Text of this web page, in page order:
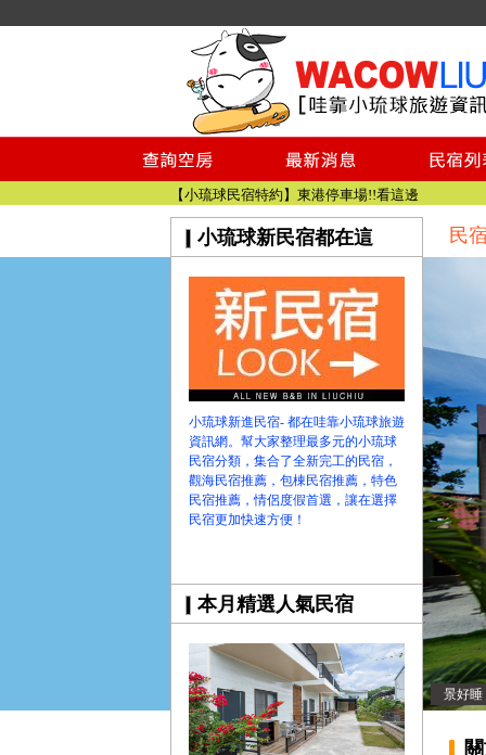
小琉球民宿空房
小琉球民宿
小琉球民宿推薦
【小琉球民宿特約】東港停車場!!看這邊
小琉球民宿 最完整的旅遊資訊都在這
【哇靠小琉球粉絲團】即時動態!!
小琉球民宿空房
小琉球民宿
小琉球民宿推薦
【小琉球民宿特約】東港停車場!!看這邊
小琉球民宿 最完整的旅遊資訊都在這
【哇靠小琉球】新版官網熱情開站
【哇靠小琉球粉絲團】即時動態!!
小琉球新民宿都在這
小琉球新進民宿- 都在哇靠小琉球旅遊
資訊網。幫大家整理最多元的小琉球
民宿分類，集合了全新完工的民宿，
觀海民宿推薦，包棟民宿推薦，特色
民宿推薦，情侶度假首選，讓在選擇
民宿更加快速方便！
本月精選人氣民宿
景好睡
民